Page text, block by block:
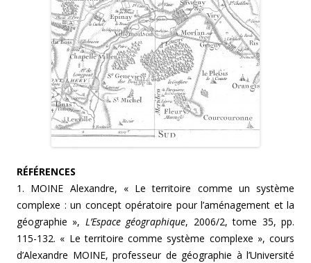
RÉFÉRENCES
1. MOINE Alexandre, « Le territoire comme un système
complexe : un concept opératoire pour l’aménagement et la
géographie », L’Espace géographique, 2006/2, tome 35, pp.
115-132. « Le territoire comme système complexe », cours
d’Alexandre MOINE, professeur de géographie à l’Université